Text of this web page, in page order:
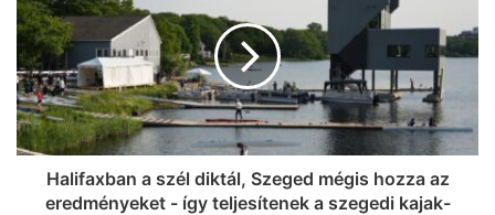
Halifaxban a szél diktál, Szeged mégis hozza az
eredményeket - így teljesítenek a szegedi kajak-